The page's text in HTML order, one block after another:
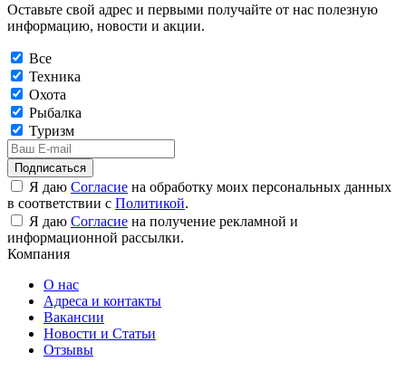
Оставьте свой адрес и первыми получайте от нас полезную
информацию, новости и акции.
Все
Техника
Охота
Рыбалка
Туризм
Подписаться
Я даю Согласие на обработку моих персональных данных
в соответствии с Политикой.
Я даю Согласие на получение рекламной и
информационной рассылки.
Компания
О нас
Адреса и контакты
Вакансии
Новости и Статьи
Отзывы